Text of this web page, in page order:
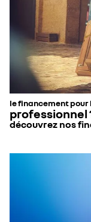
le financement pour
professionnel
découvrez nos